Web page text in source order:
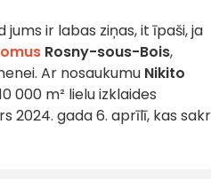
ir labas ziņas, it īpaši, ja
Rosny-sous-Bois,
Ar nosaukumu Nikito
000 m² lielu izklaides
2024. gada 6. aprīlī, kas